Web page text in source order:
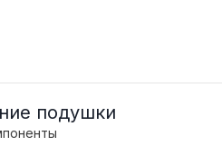
подушки